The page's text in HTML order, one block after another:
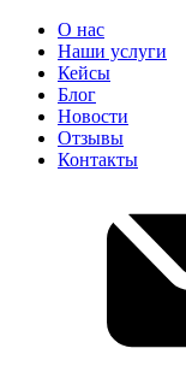
О нас
Наши услуги
Кейсы
Блог
Новости
Отзывы
Контакты